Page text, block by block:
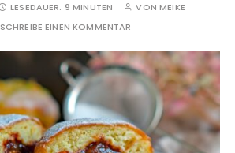
LESEDAUER: 9 MINUTEN VONMEIKE
SCHREIBE EINEN KOMMENTAR